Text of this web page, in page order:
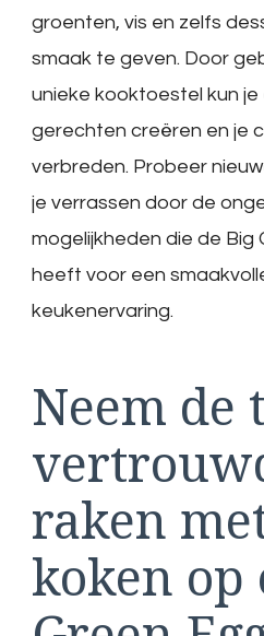
groenten, vis en zelfs
smaak te geven. Door
unieke kooktoestel kun
gerechten creëren en je
verbreden. Probeer
je verrassen door de
mogelijkheden die de Big
heeft voor een
keukenervaring.
Neem de
raken
koken op